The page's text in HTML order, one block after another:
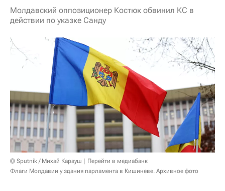
Молдавский оппозиционер Костюк обвинил КС в
действии по указке Санду
© Sputnik / Михай Карауш
Перейти в медиабанк
Флаги Молдавии у здания парламента в Кишиневе. Архивное фото